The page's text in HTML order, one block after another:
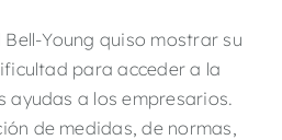
Young quiso mostrar su
para acceder a la
ayudas a los empresarios.
de medidas, de normas,